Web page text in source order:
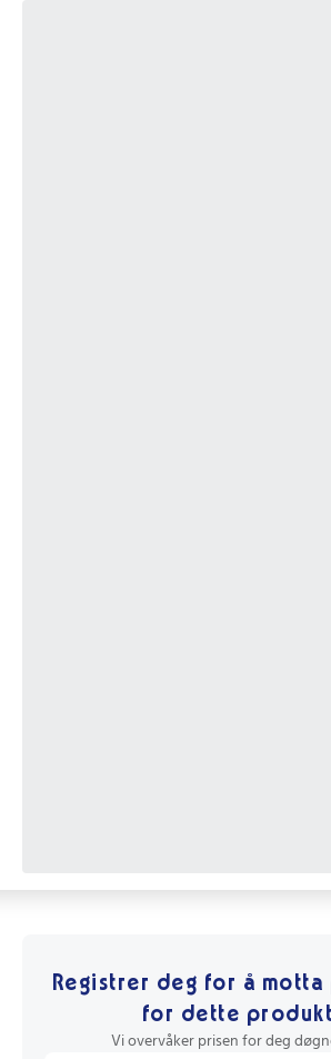
Registrer deg for å motta
for dette
Vi overvåker prisen for deg